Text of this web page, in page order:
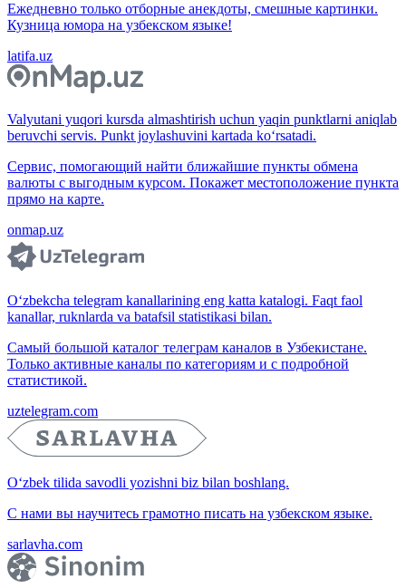
Ежедневно только отборные анекдоты, смешные картинки.
Кузница юмора на узбекском языке!
latifa.uz
Valyutani yuqori kursda almashtirish uchun yaqin punktlarni aniqlab
beruvchi servis. Punkt joylashuvini kartada ko‘rsatadi.
Сервис, помогающий найти ближайшие пункты обмена
валюты с выгодным курсом. Покажет местоположение пункта
прямо на карте.
onmap.uz
O‘zbekcha telegram kanallarining eng katta katalogi. Faqt faol
kanallar, ruknlarda va batafsil statistikasi bilan.
Самый большой каталог телеграм каналов в Узбекистане.
Только активные каналы по категориям и с подробной
статистикой.
uztelegram.com
O‘zbek tilida savodli yozishni biz bilan boshlang.
С нами вы научитесь грамотно писать на узбекском языке.
sarlavha.com